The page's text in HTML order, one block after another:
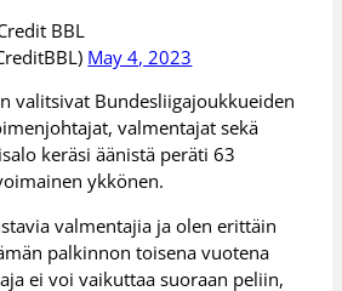
BBL
May 4, 2023
valitsivat Bundesliigajoukkueiden
valmentajat sekä
keräsi äänistä peräti 63
ykkönen.
valmentajia ja olen erittäin
palkinnon toisena vuotena
ei voi vaikuttaa suoraan peliin,